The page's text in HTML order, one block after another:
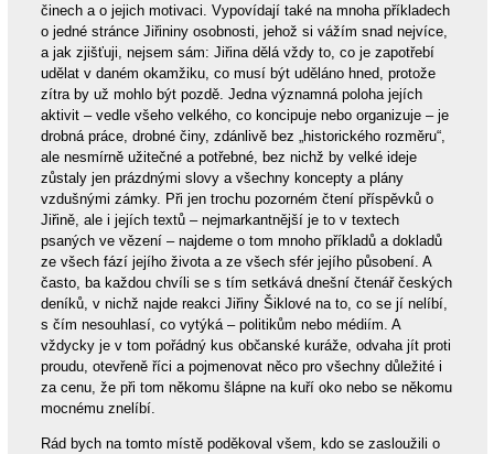
činech a o jejich motivaci. Vypovídají také na mnoha příkladech
o jedné stránce Jiřininy osobnosti, jehož si vážím snad nejvíce,
a jak zjišťuji, nejsem sám: Jiřina dělá vždy to, co je zapotřebí
udělat v daném okamžiku, co musí být uděláno hned, protože
zítra by už mohlo být pozdě. Jedna významná poloha jejích
aktivit – vedle všeho velkého, co koncipuje nebo organizuje – je
drobná práce, drobné činy, zdánlivě bez „historického rozměru“,
ale nesmírně užitečné a potřebné, bez nichž by velké ideje
zůstaly jen prázdnými slovy a všechny koncepty a plány
vzdušnými zámky. Při jen trochu pozorném čtení příspěvků o
Jiřině, ale i jejích textů – nejmarkantnější je to v textech
psaných ve vězení – najdeme o tom mnoho příkladů a dokladů
ze všech fází jejího života a ze všech sfér jejího působení. A
často, ba každou chvíli se s tím setkává dnešní čtenář českých
deníků, v nichž najde reakci Jiřiny Šiklové na to, co se jí nelíbí,
s čím nesouhlasí, co vytýká – politikům nebo médiím. A
vždycky je v tom pořádný kus občanské kuráže, odvaha jít proti
proudu, otevřeně říci a pojmenovat něco pro všechny důležité i
za cenu, že při tom někomu šlápne na kuří oko nebo se někomu
mocnému znelíbí.
Rád bych na tomto místě poděkoval všem, kdo se zasloužili o